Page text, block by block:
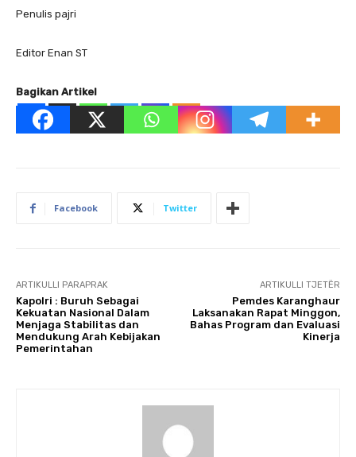
Penulis pajri
Editor Enan ST
Bagikan Artikel
Facebook Twitter
ARTIKULLI PARAPRAK
Kapolri : Buruh Sebagai
Kekuatan Nasional Dalam
Menjaga Stabilitas dan
Mendukung Arah Kebijakan
Pemerintahan
ARTIKULLI TJETËR
Pemdes Karanghaur
Laksanakan Rapat Minggon,
Bahas Program dan Evaluasi
Kinerja